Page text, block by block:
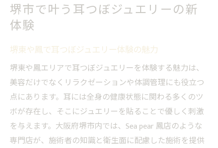
天王寺周辺で注目の耳つぼジュエリー活用
耳つぼジュエリーの効果と安全性を徹底解説
耳つぼジュエリーの効果と施術後の変化と
は
堺市で安心して受けられる耳つぼジュエリ
ー施術法
耳つぼジュエリーで期待できるダイエット
効果
堺市で叶う耳つぼジュエリーの新
体験
堺東や鳳で耳つぼジュエリー体験の魅力
堺東や鳳エリアで耳つぼジュエリーを体験する魅力は、
美容だけでなくリラクゼーションや体調管理にも役立つ
点にあります。耳には全身の健康状態に関わる多くのツ
ボが存在し、そこにジュエリーを貼ることで優しく刺激
を与えます。大阪府堺市内では、Sea pear 鳳店のような
専門店が、施術者の知識と衛生面に配慮した施術を提供